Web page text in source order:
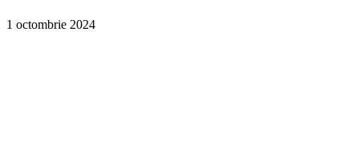
1 octombrie 2024